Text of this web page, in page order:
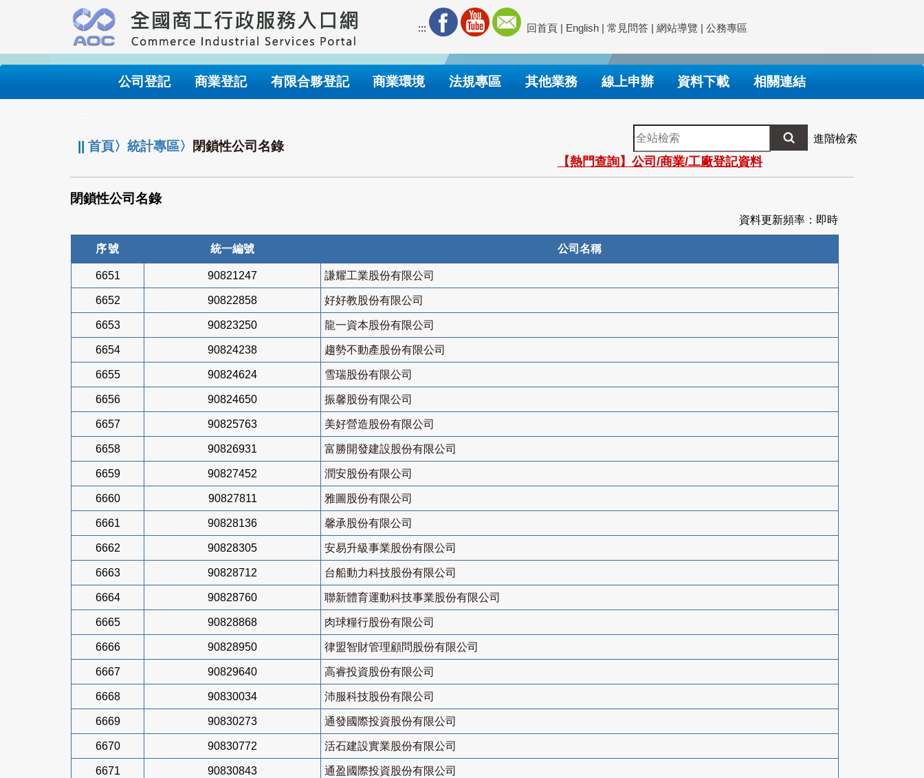
要
內
::: 回首頁 | English | 常見問答 | 網站導覽 | 公務專區
公司登記 商業登記 有限合夥登記 商業環境 法規專區 其他業務 線上申辦 資料下載 相關連結
||首頁〉統計專區〉 閉鎖性公司名錄
全
站
檢
索
進階檢索
【熱門查詢】公司/商業/工廠登記資料
閉鎖性公司名錄
資料更新頻率：即時
序號 統一編號 公司名稱
6651 90821247 謙耀工業股份有限公司
6652 90822858 好好教股份有限公司
6653 90823250 龍一資本股份有限公司
6654 90824238 趨勢不動產股份有限公司
6655 90824624 雪瑞股份有限公司
6656 90824650 振馨股份有限公司
6657 90825763 美好營造股份有限公司
6658 90826931 富勝開發建設股份有限公司
6659 90827452 潤安股份有限公司
6660 90827811 雅圖股份有限公司
6661 90828136 馨承股份有限公司
6662 90828305 安易升級事業股份有限公司
6663 90828712 台船動力科技股份有限公司
6664 90828760 聯新體育運動科技事業股份有限公司
6665 90828868 肉球糧行股份有限公司
6666 90828950 律盟智財管理顧問股份有限公司
6667 90829640 高睿投資股份有限公司
6668 90830034 沛服科技股份有限公司
6669 90830273 通發國際投資股份有限公司
6670 90830772 活石建設實業股份有限公司
6671 90830843 通盈國際投資股份有限公司